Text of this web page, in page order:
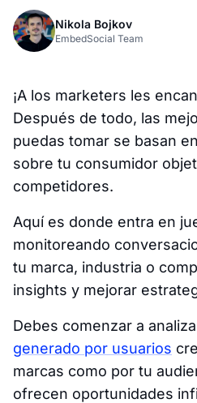
Nikola Bojkov
EmbedSocial Team
¡A los marketers les
Después de todo, las
puedas tomar se basan
sobre tu consumidor
competidores.
Aquí es donde entra en
monitoreando
tu marca, industria o
insights y mejorar
Debes comenzar a
generado por usuarios
marcas como por tu
ofrecen oportunidades